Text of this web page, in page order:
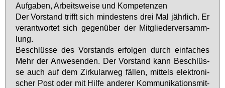
Auf­ga­ben, Ar­beits­wei­se und Kom­pe­ten­zen
Der Vor­stand trifft sich min­des­tens drei Mal jähr­lich. Er
ver­ant­wor­tet sich ge­gen­über der Mit­glie­der­ver­samm­
lung.
Be­schlüs­se des Vor­stands er­fol­gen durch ein­fa­ches
Mehr der An­we­sen­den. Der Vor­stand kann Be­schlüs­
se auch auf dem Zir­ku­lar­weg fäl­len, mit­tels elek­tro­ni­
scher Post oder mit Hil­fe an­de­rer Kom­mu­ni­ka­ti­ons­mit­